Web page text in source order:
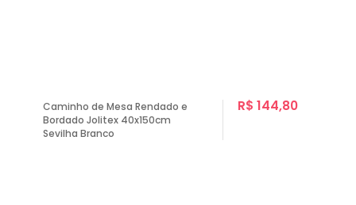
Caminho de Mesa Rendado e
Bordado Jolitex 40x150cm
Sevilha Branco
R$ 144,80